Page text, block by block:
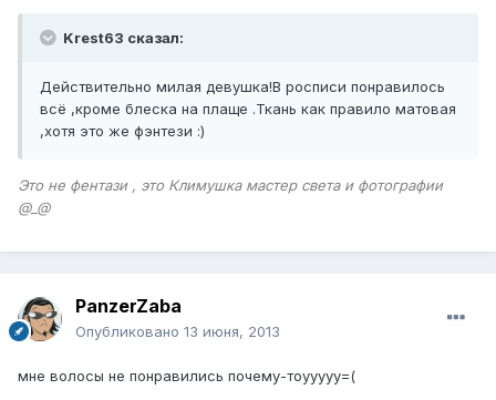
Krest63 сказал:
Действительно милая девушка!В росписи понравилось
всё ,кроме блеска на плаще .Ткань как правило матовая
,хотя это же фэнтези :)
Это не фентази , это Климушка мастер света и фотографии
@_@
PanzerZaba
Опубликовано 13 июня, 2013
мне волосы не понравились почему-тоууууу=(